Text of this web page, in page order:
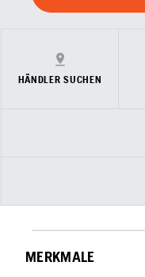
HÄNDLER SUCHEN
MERKMALE